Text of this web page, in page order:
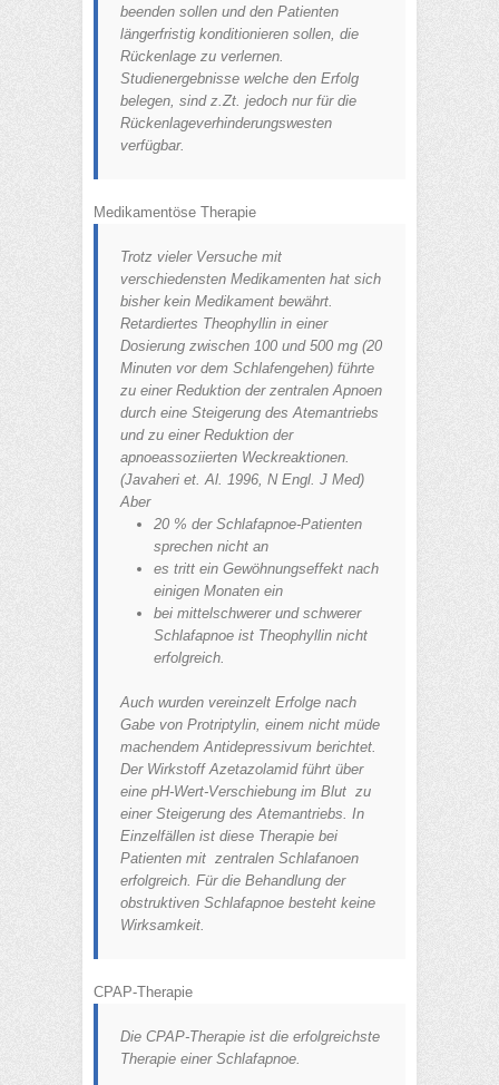
beenden sollen und den Patienten
längerfristig konditionieren sollen, die
Rückenlage zu verlernen.
Studienergebnisse welche den Erfolg
belegen, sind z.Zt. jedoch nur für die
Rückenlageverhinderungswesten
verfügbar.
Medikamentöse Therapie
Trotz vieler Versuche mit
verschiedensten Medikamenten hat sich
bisher kein Medikament bewährt.
Retardiertes Theophyllin in einer
Dosierung zwischen 100 und 500 mg (20
Minuten vor dem Schlafengehen) führte
zu einer Reduktion der zentralen Apnoen
durch eine Steigerung des Atemantriebs
und zu einer Reduktion der
apnoeassoziierten Weckreaktionen.
(Javaheri et. Al. 1996, N Engl. J Med)
Aber
20 % der Schlafapnoe-Patienten
sprechen nicht an
es tritt ein Gewöhnungseffekt nach
einigen Monaten ein
bei mittelschwerer und schwerer
Schlafapnoe ist Theophyllin nicht
erfolgreich.
Auch wurden vereinzelt Erfolge nach
Gabe von Protriptylin, einem nicht müde
machendem Antidepressivum berichtet.
Der Wirkstoff Azetazolamid führt über
eine pH-Wert-Verschiebung im Blut zu
einer Steigerung des Atemantriebs. In
Einzelfällen ist diese Therapie bei
Patienten mit zentralen Schlafanoen
erfolgreich. Für die Behandlung der
obstruktiven Schlafapnoe besteht keine
Wirksamkeit.
CPAP-Therapie
Die CPAP-Therapie ist die erfolgreichste
Therapie einer Schlafapnoe.